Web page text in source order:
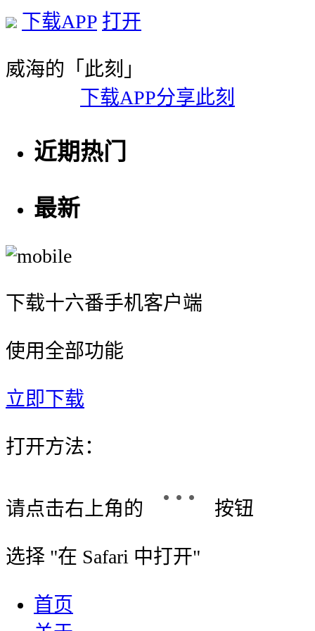
下载APP 打开
威海的「此刻」
下载APP分享此刻
近期热门
最新
下载十六番手机客户端
使用全部功能
立即下载
打开方法：
请点击右上角的 按钮
选择 "在 Safari 中打开"
首页